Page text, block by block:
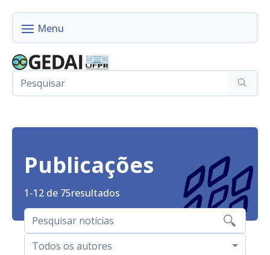
Publicações
1-12 de 75resultados
Todos os autores